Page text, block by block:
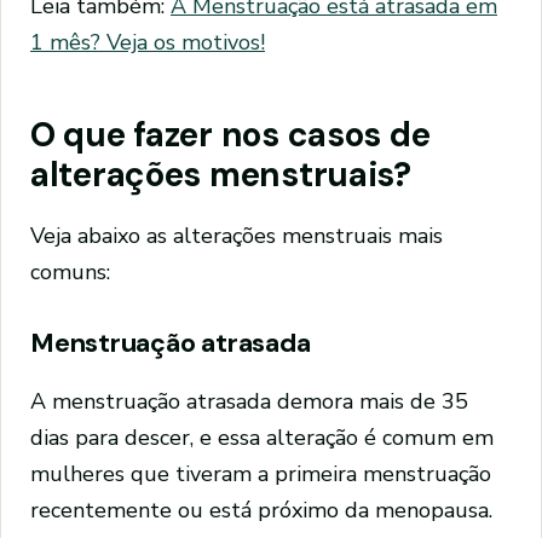
1 mês? Veja os motivos!
O que fazer nos casos de
alterações menstruais?
Veja abaixo as alterações menstruais mais
comuns:
Menstruação atrasada
A menstruação atrasada demora mais de 35
dias para descer, e essa alteração é comum em
mulheres que tiveram a primeira menstruação
recentemente ou está próximo da menopausa.